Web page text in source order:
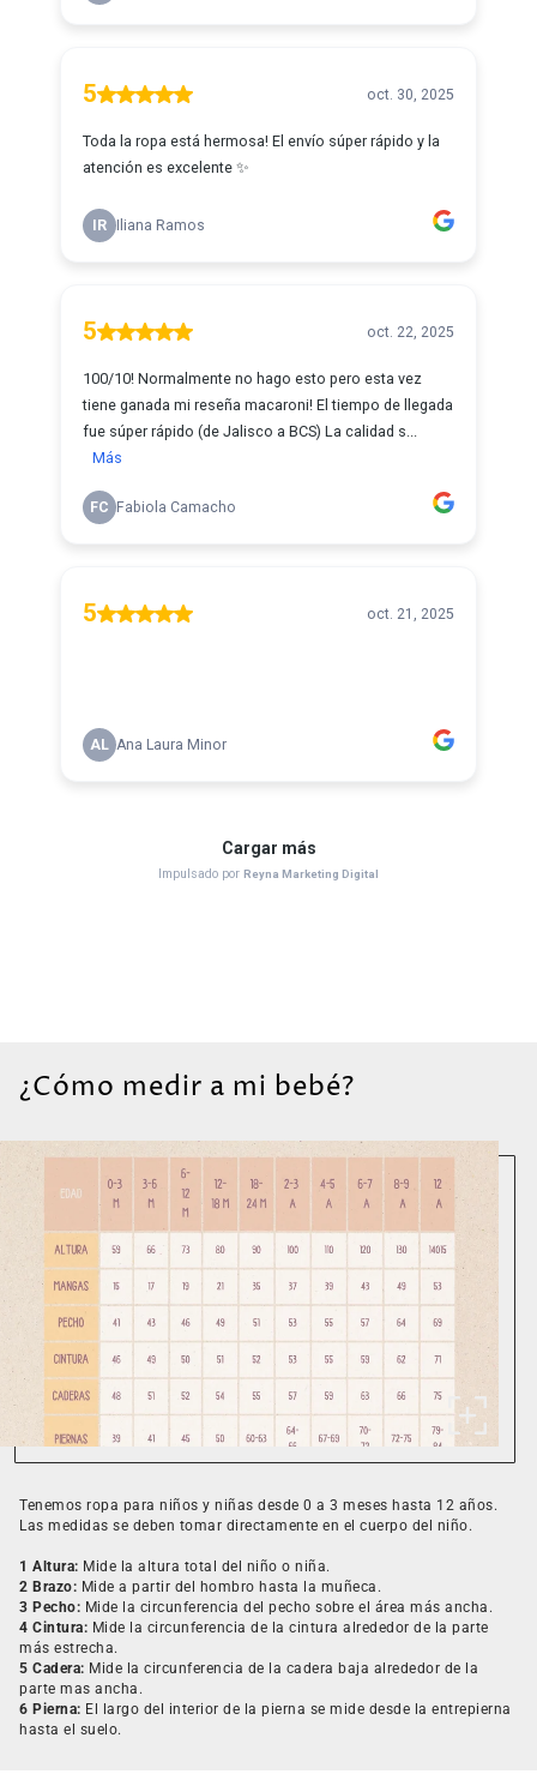
¿Cómo medir a mi bebé?
Tenemos ropa para niños y niñas desde 0 a 3 meses hasta 12 años.
Las medidas se deben tomar directamente en el cuerpo del niño.
1 Altura: Mide la altura total del niño o niña.
2 Brazo: Mide a partir del hombro hasta la muñeca.
3 Pecho: Mide la circunferencia del pecho sobre el área más ancha.
4 Cintura: Mide la circunferencia de la cintura alrededor de la parte
más estrecha.
5 Cadera: Mide la circunferencia de la cadera baja alrededor de la
parte mas ancha.
6 Pierna: El largo del interior de la pierna se mide desde la entrepierna
hasta el suelo.